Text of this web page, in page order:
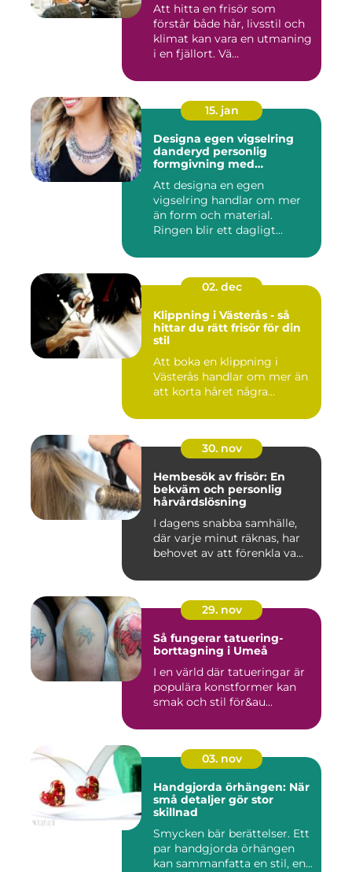
Att hitta en frisör som
förstår både hår, livsstil och
klimat kan vara en utmaning
i en fjällort. Vä...
15. jan
Designa egen vigselring
danderyd personlig
formgivning med
Att designa en egen
vigselring handlar om mer
än form och material.
Ringen blir ett dagligt
02. dec
Klippning i Västerås - så
hittar du rätt frisör för din
stil
Att boka en klippning i
Västerås handlar om mer än
att korta håret några...
30. nov
Hembesök av frisör: En
bekväm och personlig
hårvårdslösning
I dagens snabba samhälle,
där varje minut räknas, har
behovet av att förenkla va...
29. nov
Så fungerar tatuering-
borttagning i Umeå
I en värld där tatueringar är
populära konstformer kan
smak och stil för&au...
03. nov
Handgjorda örhängen: När
små detaljer gör stor
skillnad
Smycken bär berättelser. Ett
par handgjorda örhängen
kan sammanfatta en stil, en...